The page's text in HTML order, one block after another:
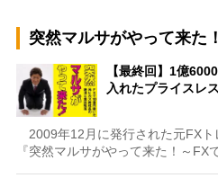
突然マルサがやって来た！
【最終回】1億
入れたプライスレ
2009年12月に発行された元FXト
『突然マルサがやって来た！～